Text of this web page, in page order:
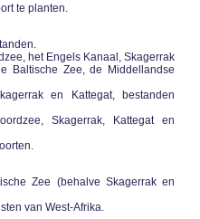
te planten.
het Engels Kanaal, Skagerrak
Baltische Zee, de Middellandse
en Kattegat, bestanden
Skagerrak, Kattegat en
Zee (behalve Skagerrak en
van West-Afrika.